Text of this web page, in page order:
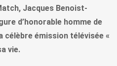
Jacques Benoist-
d’honorable homme de
célèbre émission télévisée «
vie.